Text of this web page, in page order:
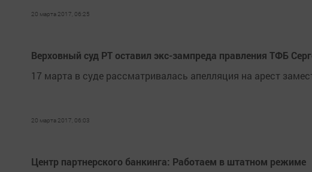
20 марта 2017, 06:25
Верховный суд РТ оставил экс-зампреда правления ТФБ
17 марта в суде рассматривалась апелляция на арест
20 марта 2017, 06:03
Центр партнерского банкинга: Работаем в штатном режиме